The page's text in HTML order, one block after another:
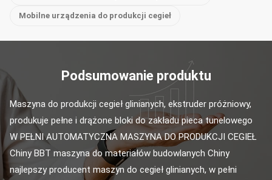
Mobilne urządzenia do produkcji cegieł
Podsumowanie produktu
Maszyna do produkcji cegieł glinianych, ekstruder próżniowy,
produkuje pełne i drążone bloki do zakładu pieca tunelowego
W PEŁNI AUTOMATYCZNA MASZYNA DO PRODUKCJI CEGIEŁ
Chiny BBT maszyna do materiałów budowlanych Chiny
najlepszy producent maszyn do cegieł glinianych, w pełni